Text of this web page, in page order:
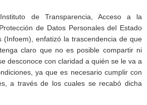
de Transparencia, Acceso a la
de Datos Personales del Estado
(Infoem), enfatizó la trascendencia de que
claro que no es posible compartir ni
desconoce con claridad a quién se le va a
ya que es necesario cumplir con
a través de los cuales se recabó dicha